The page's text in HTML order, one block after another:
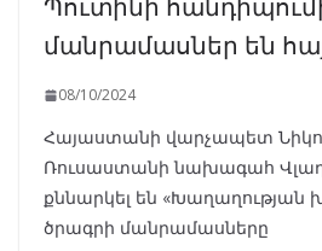
մանրամասներ են
08/10/2024
Հայաստանի վարչապետ
Ռուսաստանի նախագահ
քննարկել են «Խաղաղության
ծրագրի մանրամասները